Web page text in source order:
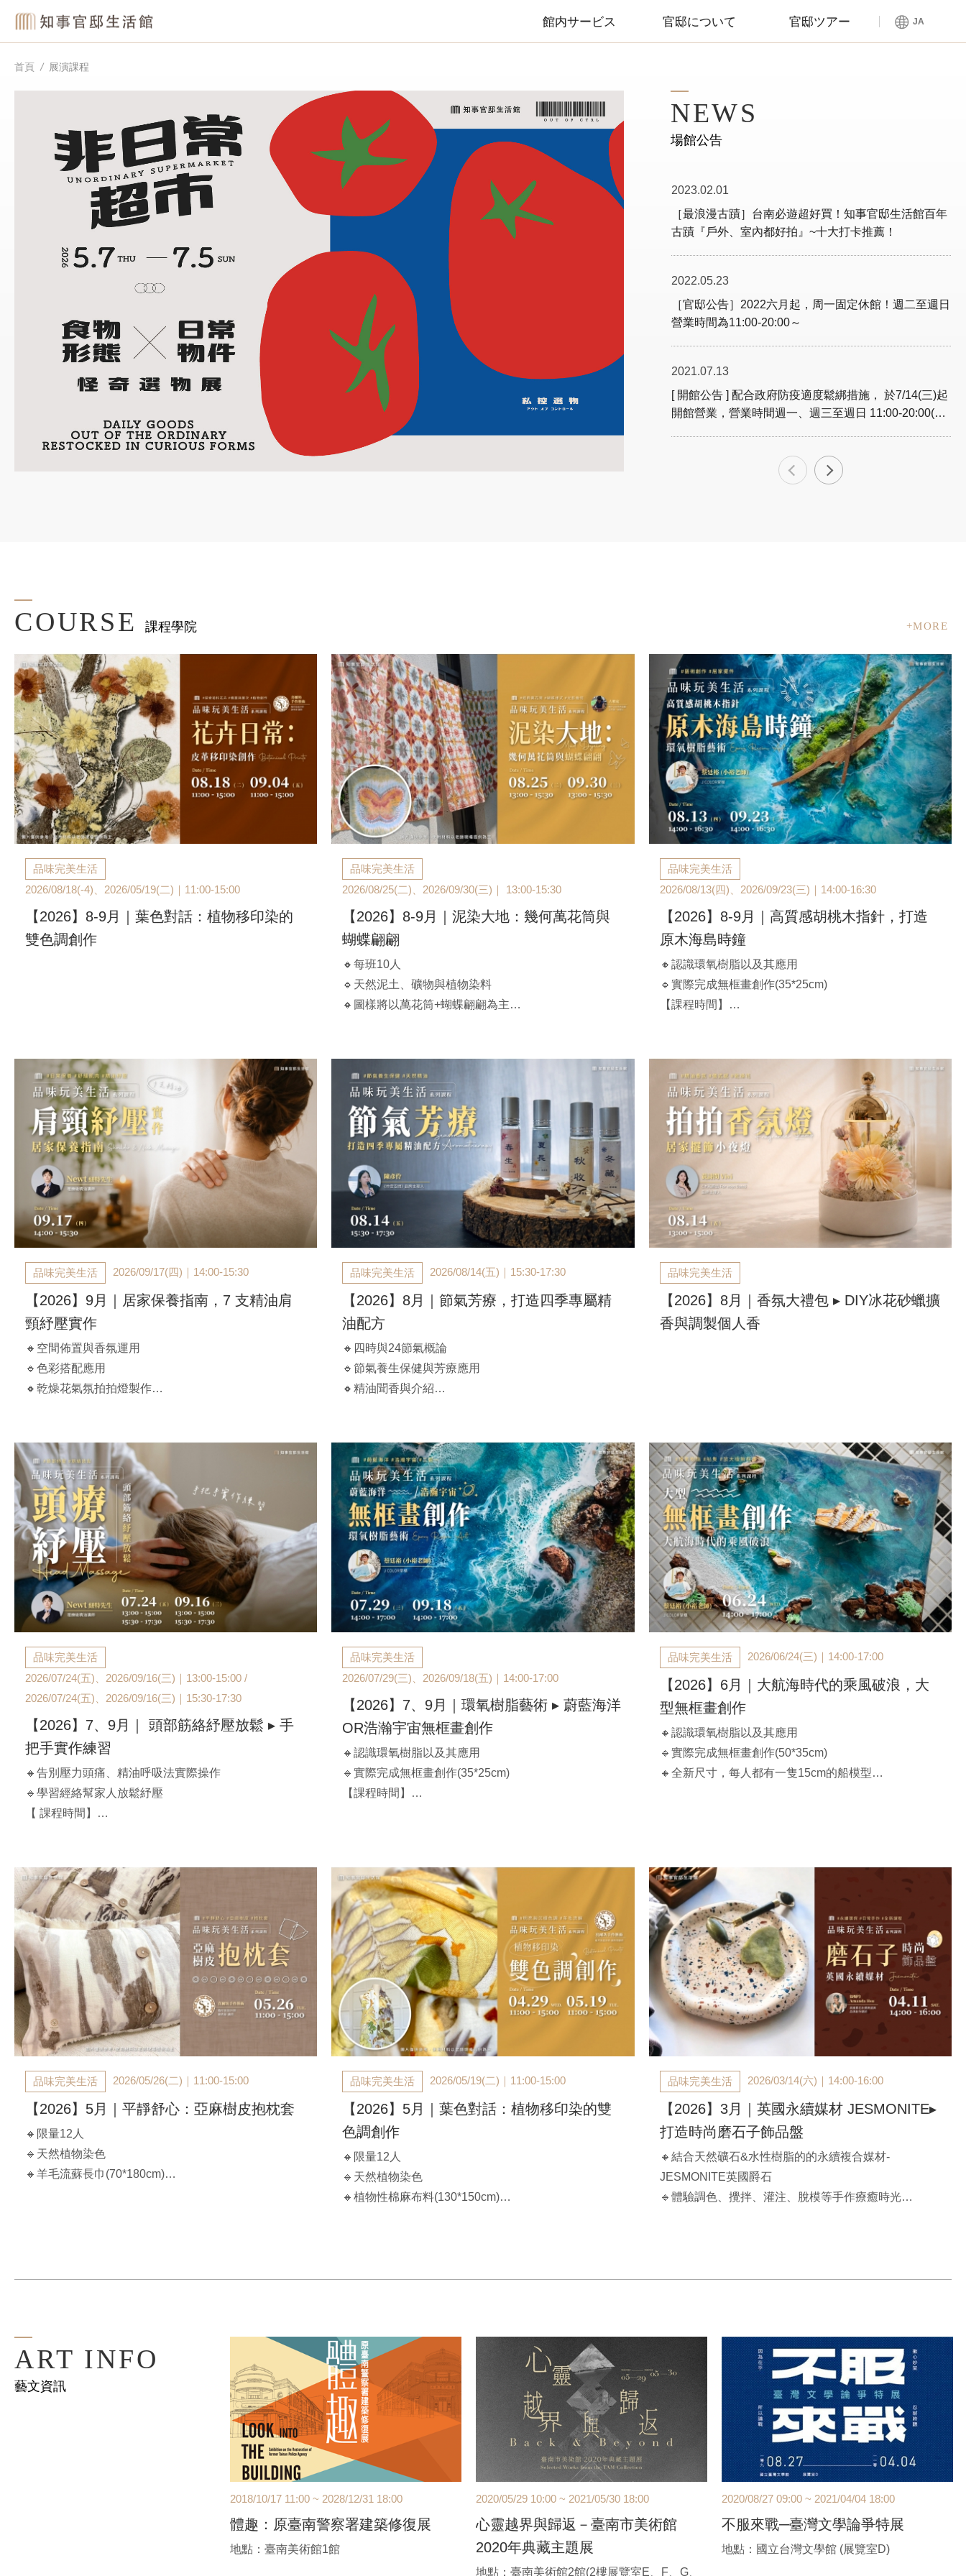
館内サービス 官邸について 官邸ツアー JA
首頁 展演課程
NEWS
場館公告
2023.02.01
［最浪漫古蹟］台南必遊超好買！知事官邸生活館百年
古蹟『戶外、室內都好拍』~十大打卡推薦！
2022.05.23
［官邸公告］2022六月起，周一固定休館！週二至週日
營業時間為11:00-20:00～
2021.07.13
[ 開館公告 ] 配合政府防疫適度鬆綁措施， 於7/14(三)起
開館營業，營業時間週一、週三至週日 11:00-20:00(每
2020.12.31
［元旦公告］元旦正常營業，2021/01/08(五) 內部修
繕，休館一日。
2020.11.25
［休館公告］本周四11/26 10:00-22:00，全館因內部教
育訓練，將休館一日。明日起恢復10:00-22:00為您服
務。
2020.10.25
生活美學新場域，知事官邸生活館將於11/08正式營運
COURSE 課程學院
品味完美生活
2026/08/18(-4)、2026/05/19(二)｜11:00-15:00
【2026】8-9月｜葉色對話：植物移印染的
雙色調創作
品味完美生活
2026/08/25(二)、2026/09/30(三)｜ 13:00-15:30
【2026】8-9月｜泥染大地：幾何萬花筒與
蝴蝶翩翩
🔸每班10人
🔹天然泥土、礦物與植物染料
🔸圖樣將以萬花筒+蝴蝶翩翩為主
A：2026/08/25(二)｜ 13:00-15:30
B：2026/09/30(三)｜ 13:00-15:30
【官邸限定】$2,380/人（兩人同行$2,300/人）
**費用含染料、器具和棉方巾、棉長巾各1條
**課前以E-MAIL通知上課，不另行電話通知
品味完美生活
2026/08/13(四)、2026/09/23(三)｜14:00-16:30
【2026】8-9月｜高質感胡桃木指針，打造
原木海島時鐘
🔸認識環氧樹脂以及其應用
🔹實際完成無框畫創作(35*25cm)
【課程時間】
*可選擇【主題】：蔚藍海洋、浩瀚宇宙 (如有特殊需求
可直接備註)
*含材料講師費、工具、顏料、無框畫(35*25cm)
*課前以E-MAIL通知上課，不電話通知
品味完美生活 2026/09/17(四)｜14:00-15:30
【2026】9月｜居家保養指南，7 支精油肩
頸紓壓實作
🔸空間佈置與香氛運用
🔹色彩搭配應用
🔸乾燥花氣氛拍拍燈製作
2026/08/14(五)｜13:00-15:00
原價$3,500
【官邸限定】$1,980/人（兩人同行$1,900/人）
**費用含氣氛拍拍燈、10ml空間香氛噴霧
品味完美生活 2026/08/14(五)｜15:30-17:30
【2026】8月｜節氣芳療，打造四季專屬精
油配方
🔸四時與24節氣概論
🔹節氣養生保健與芳療應用
🔸精油聞香與介紹
2026/08/14(五)｜15:30-17:30
原價$3,000
【官邸限定】$1,680/人（兩人同行$1,600/人）
【早鳥優惠價】 $1,500/人
**費用含講師材料，可帶回4瓶10ml調油
品味完美生活
【2026】8月｜香氛大禮包 ▸ DIY冰花砂蠟擴
香與調製個人香
品味完美生活
2026/07/24(五)、2026/09/16(三)｜13:00-15:00 /
2026/07/24(五)、2026/09/16(三)｜15:30-17:30
【2026】7、9月｜ 頭部筋絡紓壓放鬆 ▸ 手
把手實作練習
🔸告別壓力頭痛、精油呼吸法實際操作
🔹學習經絡幫家人放鬆紓壓
【 課程時間】
C班：2026/09/16(三)｜13:00-15:00
D班：2026/09/16(三)｜15:30-17:30
【官邸限定】$1,980/人
費用含頭療梳、紓壓油、按摩油碟子
*課前以E-MAIL通知上課，不另行電話通知
品味完美生活
2026/07/29(三)、2026/09/18(五)｜14:00-17:00
【2026】7、9月｜環氧樹脂藝術 ▸ 蔚藍海洋
OR浩瀚宇宙無框畫創作
🔸認識環氧樹脂以及其應用
🔹實際完成無框畫創作(35*25cm)
【課程時間】
*可選擇【主題】：蔚藍海洋、浩瀚宇宙 (如有特殊需求
可直接備註)
*含材料講師費、工具、顏料、無框畫(35*25cm)
*課前以E-MAIL通知上課，不電話通知
品味完美生活 2026/06/24(三)｜14:00-17:00
【2026】6月｜大航海時代的乘風破浪，大
型無框畫創作
🔸認識環氧樹脂以及其應用
🔹實際完成無框畫創作(50*35cm)
🔸全新尺寸，每人都有一隻15cm的船模型
費用
**課前以E-MAIL通知上課，不另行電話通知
品味完美生活 2026/05/26(二)｜11:00-15:00
【2026】5月｜平靜舒心：亞麻樹皮抱枕套
🔸限量12人
🔹天然植物染色
🔸羊毛流蘇長巾(70*180cm)
品味完美生活 2026/05/19(二)｜11:00-15:00
【2026】5月｜葉色對話：植物移印染的雙
色調創作
🔸限量12人
🔹天然植物染色
🔸植物性棉麻布料(130*150cm)
**費用含植物、棉麻布巾乙條
品味完美生活 2026/03/14(六)｜14:00-16:00
【2026】3月｜英國永續媒材 JESMONITE▸
打造時尚磨石子飾品盤
🔸結合天然礦石&水性樹脂的的永續複合媒材-
JESMONITE英國爵石
🔹體驗調色、攪拌、灌注、脫模等手作療癒時光
【官邸限定】$1,980/人（兩人同行$1,900/人）
+MORE
ART INFO
藝文資訊
2018/10/17 11:00 ~ 2028/12/31 18:00
體趣：原臺南警察署建築修復展
地點：臺南美術館1館
2020/05/29 10:00 ~ 2021/05/30 18:00
心靈越界與歸返－臺南市美術館
2020年典藏主題展
地點：臺南美術館2館(2樓展覽室E、F、G、
2020/08/27 09:00 ~ 2021/04/04 18:00
不服來戰─臺灣文學論爭特展
地點：國立台灣文學館 (展覽室D)